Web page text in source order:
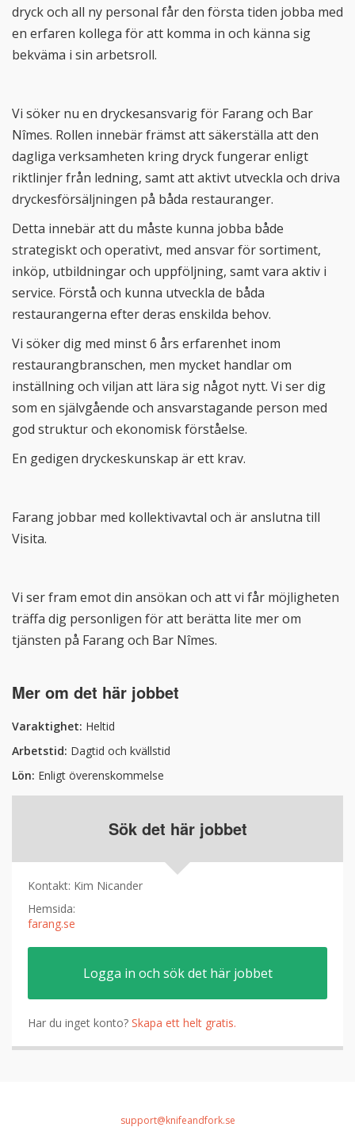
dryck och all ny personal får den första tiden jobba med
en erfaren kollega för att komma in och känna sig
bekväma i sin arbetsroll.
Vi söker nu en dryckesansvarig för Farang och Bar
Nîmes. Rollen innebär främst att säkerställa att den
dagliga verksamheten kring dryck fungerar enligt
riktlinjer från ledning, samt att aktivt utveckla och driva
dryckesförsäljningen på båda restauranger.
Detta innebär att du måste kunna jobba både
strategiskt och operativt, med ansvar för sortiment,
inköp, utbildningar och uppföljning, samt vara aktiv i
service. Förstå och kunna utveckla de båda
restaurangerna efter deras enskilda behov.
Vi söker dig med minst 6 års erfarenhet inom
restaurangbranschen, men mycket handlar om
inställning och viljan att lära sig något nytt. Vi ser dig
som en självgående och ansvarstagande person med
god struktur och ekonomisk förståelse.
En gedigen dryckeskunskap är ett krav.
Farang jobbar med kollektivavtal och är anslutna till
Visita.
Vi ser fram emot din ansökan och att vi får möjligheten
träffa dig personligen för att berätta lite mer om
tjänsten på Farang och Bar Nîmes.
Mer om det här jobbet
Varaktighet: Heltid
Arbetstid: Dagtid och kvällstid
Lön: Enligt överenskommelse
Sök det här jobbet
Kontakt: Kim Nicander
Hemsida:
farang.se
Logga in och sök det här jobbet
Har du inget konto? Skapa ett helt gratis.
support@knifeandfork.se